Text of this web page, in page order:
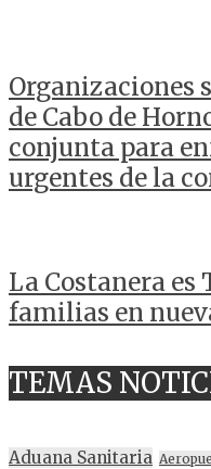
Organizaciones
de Cabo de
conjunta para
urgentes de la
La Costanera es
familias en
TEMAS
Aduana Sanitaria